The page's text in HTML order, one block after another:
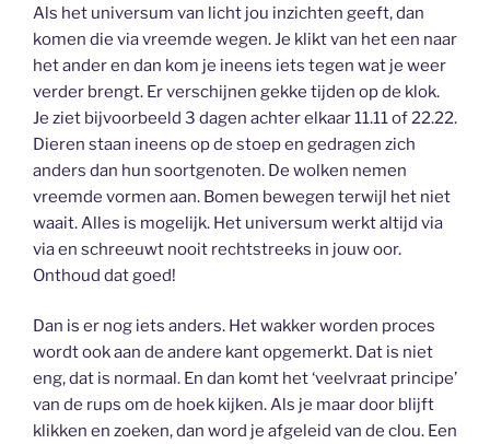
Als het universum van licht jou inzichten geeft, dan
komen die via vreemde wegen. Je klikt van het een naar
het ander en dan kom je ineens iets tegen wat je weer
verder brengt. Er verschijnen gekke tijden op de klok.
Je ziet bijvoorbeeld 3 dagen achter elkaar 11.11 of 22.22.
Dieren staan ineens op de stoep en gedragen zich
anders dan hun soortgenoten. De wolken nemen
vreemde vormen aan. Bomen bewegen terwijl het niet
waait. Alles is mogelijk. Het universum werkt altijd via
via en schreeuwt nooit rechtstreeks in jouw oor.
Onthoud dat goed!
Dan is er nog iets anders. Het wakker worden proces
wordt ook aan de andere kant opgemerkt. Dat is niet
eng, dat is normaal. En dan komt het ‘veelvraat principe’
van de rups om de hoek kijken. Als je maar door blijft
klikken en zoeken, dan word je afgeleid van de clou. Een